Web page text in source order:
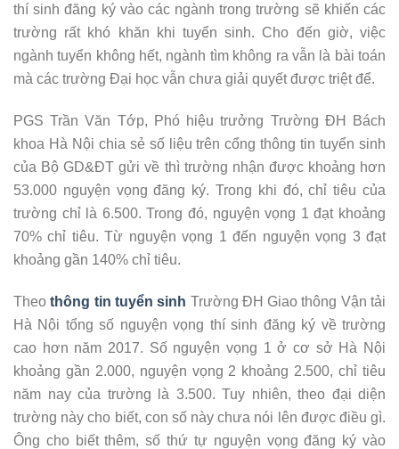
thí sinh đăng ký vào các ngành trong trường sẽ khiến các
trường rất khó khăn khi tuyển sinh. Cho đến giờ, việc
ngành tuyển không hết, ngành tìm không ra vẫn là bài toán
mà các trường Đại học vẫn chưa giải quyết được triệt để.
PGS Trần Văn Tớp, Phó hiệu trưởng Trường ĐH Bách
khoa Hà Nội chia sẻ số liệu trên cổng thông tin tuyển sinh
của Bộ GD&ĐT gửi về thì trường nhận được khoảng hơn
53.000 nguyện vọng đăng ký. Trong khi đó, chỉ tiêu của
trường chỉ là 6.500. Trong đó, nguyện vọng 1 đạt khoảng
70% chỉ tiêu. Từ nguyện vọng 1 đến nguyện vọng 3 đạt
khoảng gần 140% chỉ tiêu.
Theothông tin tuyển sinh Trường ĐH Giao thông Vận tải
Hà Nội tổng số nguyện vọng thí sinh đăng ký về trường
cao hơn năm 2017. Số nguyện vọng 1 ở cơ sở Hà Nội
khoảng gần 2.000, nguyện vọng 2 khoảng 2.500, chỉ tiêu
năm nay của trường là 3.500. Tuy nhiên, theo đại diện
trường này cho biết, con số này chưa nói lên được điều gì.
Ông cho biết thêm, số thứ tự nguyện vọng đăng ký vào